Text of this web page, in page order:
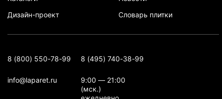
Дизайн-проект
Словарь плитки
8 (800) 550-78-99 8 (495) 740-38-99
info@laparet.ru
9:00 — 21:00
(мск.)